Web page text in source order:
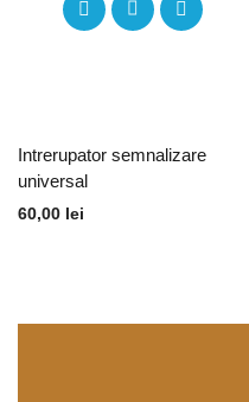
Intrerupator semnalizare
universal
60,00 lei